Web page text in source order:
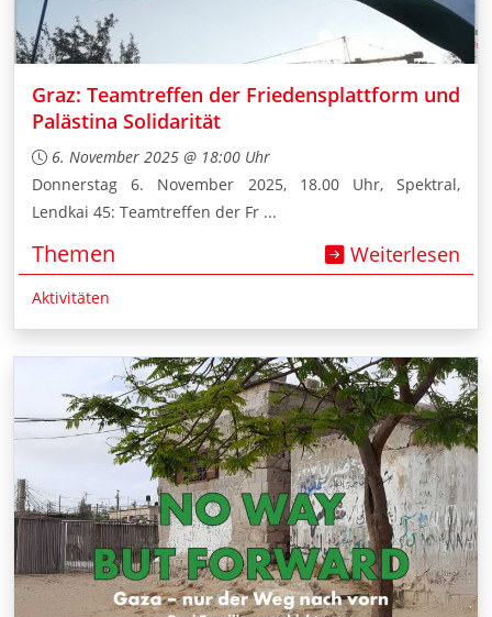
Graz: Teamtreffen der Friedensplattform und
Palästina Solidarität
6. November 2025 @ 18:00 Uhr
Donnerstag 6. November 2025, 18.00 Uhr, Spektral,
Lendkai 45: Teamtreffen der Fr ...
Themen Weiterlesen
Aktivitäten